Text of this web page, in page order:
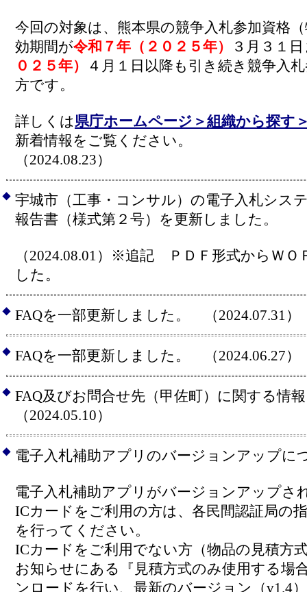
今回の対象は、熊本県の競争入札参加資格
効期間が令和７年（２０２５年）
３月３１
０２５年）
４月１日以降も引き続き競争入
方です。
詳しくは県庁ホームページ＞組織から探す
新着情報をご覧ください。
（2024.08.23）
◆ 宇城市（工事・コンサル）の電子入札シス
報告書（様式第２号）を更新しました。
（2024.08.01）※追記 ＰＤＦ形式からＷＯ
した。
◆ FAQを一部更新しました。 （2024.07.31）
◆ FAQを一部更新しました。 （2024.06.27）
◆ FAQ及びお問合せ先（甲佐町）に関する
（2024.05.10）
◆ 電子入札補助アプリのバージョンアップに
電子入札補助アプリがバージョンアップさ
ICカードをご利用の方は、各民間認証局の
を行ってください。
ICカードをご利用でない方（物品の見積方
お知らせにある『見積方式のみ使用する場
ンロードを行い、最新のバージョン（v1.4